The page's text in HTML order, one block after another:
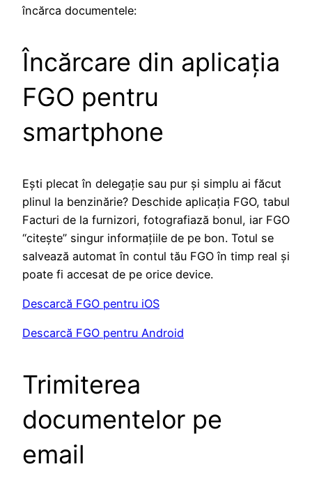
încărca documentele:
Încărcare din aplicația
FGO pentru
smartphone
Ești plecat în delegaţie sau pur și simplu ai făcut
plinul la benzinărie? Deschide aplicația FGO, tabul
Facturi de la furnizori, fotografiază bonul, iar FGO
“citește” singur informaţiile de pe bon. Totul se
salvează automat în contul tău FGO în timp real și
poate fi accesat de pe orice device.
Descarcă FGO pentru iOS
Descarcă FGO pentru Android
Trimiterea
documentelor pe
email